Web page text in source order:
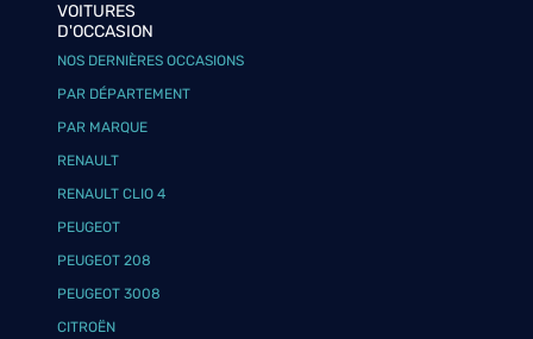
VOITURES
D'OCCASION
NOS DERNIÈRES OCCASIONS
PAR DÉPARTEMENT
PAR MARQUE
RENAULT
RENAULT CLIO 4
PEUGEOT
PEUGEOT 208
PEUGEOT 3008
CITROËN